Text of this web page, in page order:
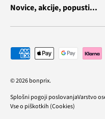
Novice, akcije, popusti...
Vrste plačila
© 2026bonprix.
Splošni pogoji poslovanjaVarstvo
Vse o piškotkih (Cookies)